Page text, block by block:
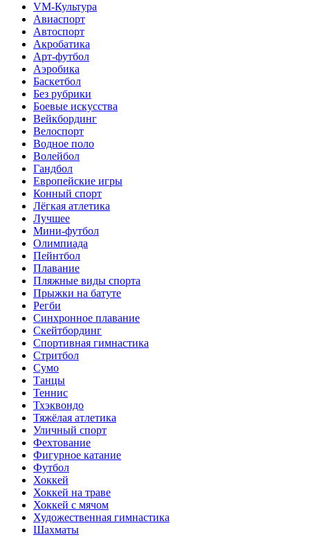
VM-Культура
Авиаспорт
Автоспорт
Акробатика
Арт-футбол
Аэробика
Баскетбол
Без рубрики
Боевые искусства
Вейкбординг
Велоспорт
Водное поло
Волейбол
Гандбол
Европейские игры
Конный спорт
Лёгкая атлетика
Лучшее
Мини-футбол
Олимпиада
Пейнтбол
Плавание
Пляжные виды спорта
Прыжки на батуте
Регби
Синхронное плавание
Скейтбординг
Спортивная гимнастика
Стритбол
Сумо
Танцы
Теннис
Тхэквондо
Тяжёлая атлетика
Уличный спорт
Фехтование
Фигурное катание
Футбол
Хоккей
Хоккей на траве
Хоккей с мячом
Художественная гимнастика
Шахматы